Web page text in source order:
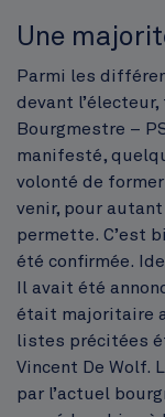
Une
Parmi les
devant
Bourgmestre –
manifesté,
volonté de
venir, pour
permette. C’est
été confirmée.
Il avait été
était majoritaire
listes précitées
Vincent De Wolf.
par l’actuel